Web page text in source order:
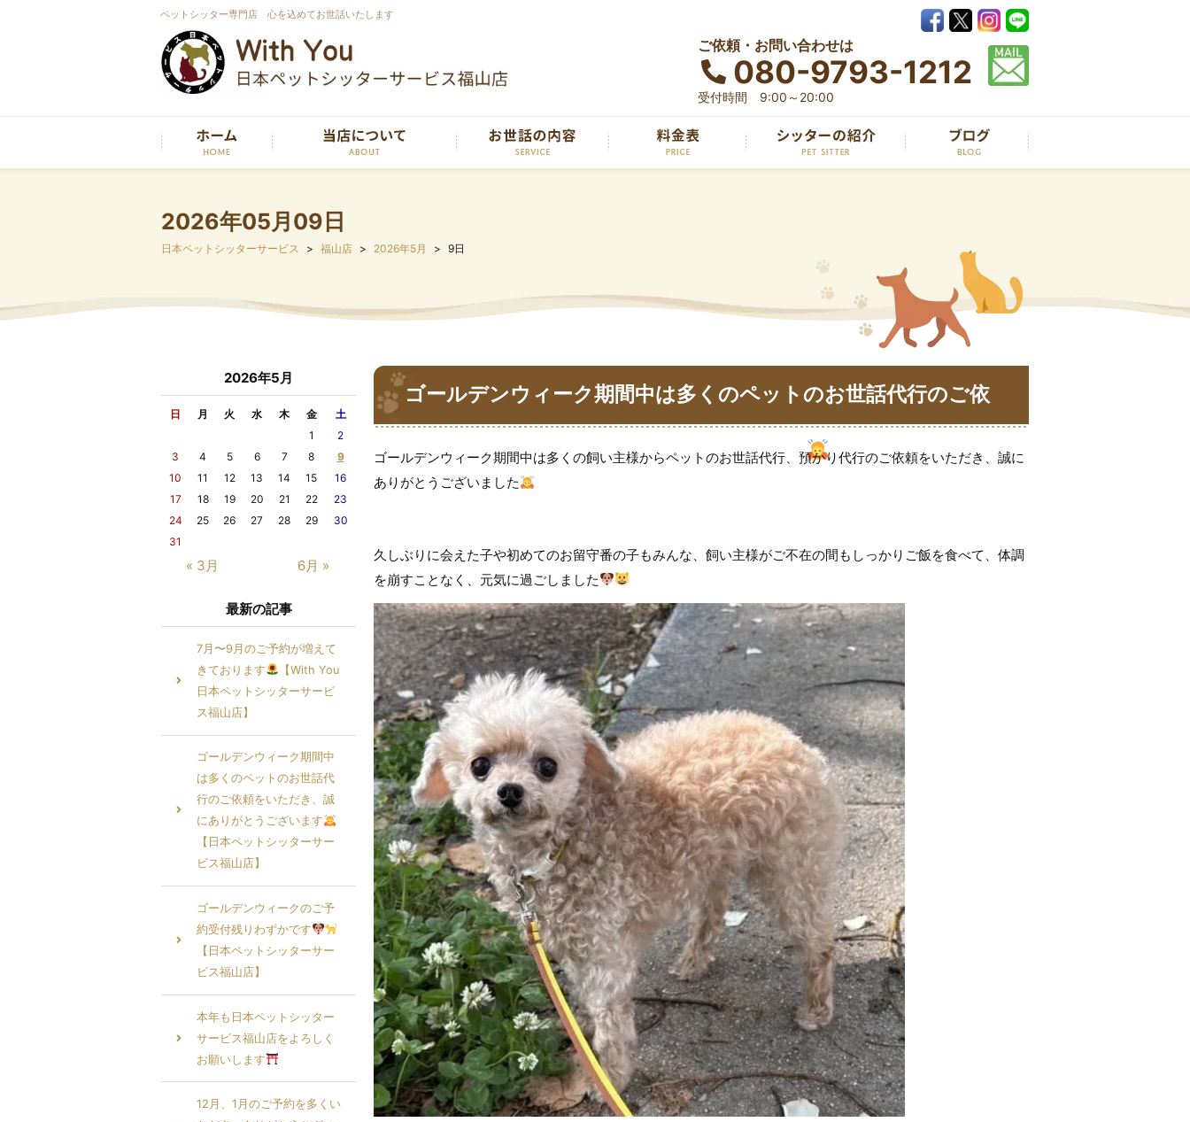
ペットシッター専門店 心を込めてお世話いたします
ご依頼・お問い合わせは
080-9793-1212
受付時間 9:00～20:00
2026年05月09日
日本ペットシッターサービス 福山店 2026年5月 9日
ゴールデンウィーク期間中は多くのペットのお世話代行のご依
頼をいただき、誠にありがとうございます 【日本ペットシッ
ゴールデンウィーク期間中は多くの飼い主様からペットのお世話代行、預かり代行のご依頼をいただき、誠に
ありがとうございました
久しぶりに会えた子や初めてのお留守番の子もみんな、飼い主様がご不在の間もしっかりご飯を食べて、体調
を崩すことなく、元気に過ごしました
2026年5月
日 月 火 水 木 金 土
« 3月 6月 »
1
2
3
4 5 6 7 8
9
10
11 12 13 14 15
16
17
18 19 20 21 22
23
24
25 26 27 28 29
30
31
最新の記事
7月〜9月のご予約が増えて
きております
【With You
日本ペットシッターサービ
ス福山店】
ゴールデンウィーク期間中
は多くのペットのお世話代
行のご依頼をいただき、誠
にありがとうございます
【日本ペットシッターサー
ビス福山店】
ゴールデンウィークのご予
約受付残りわずかです
【日本ペットシッターサー
ビス福山店】
本年も日本ペットシッター
サービス福山店をよろしく
お願いします
12月、1月のご予約を多くい